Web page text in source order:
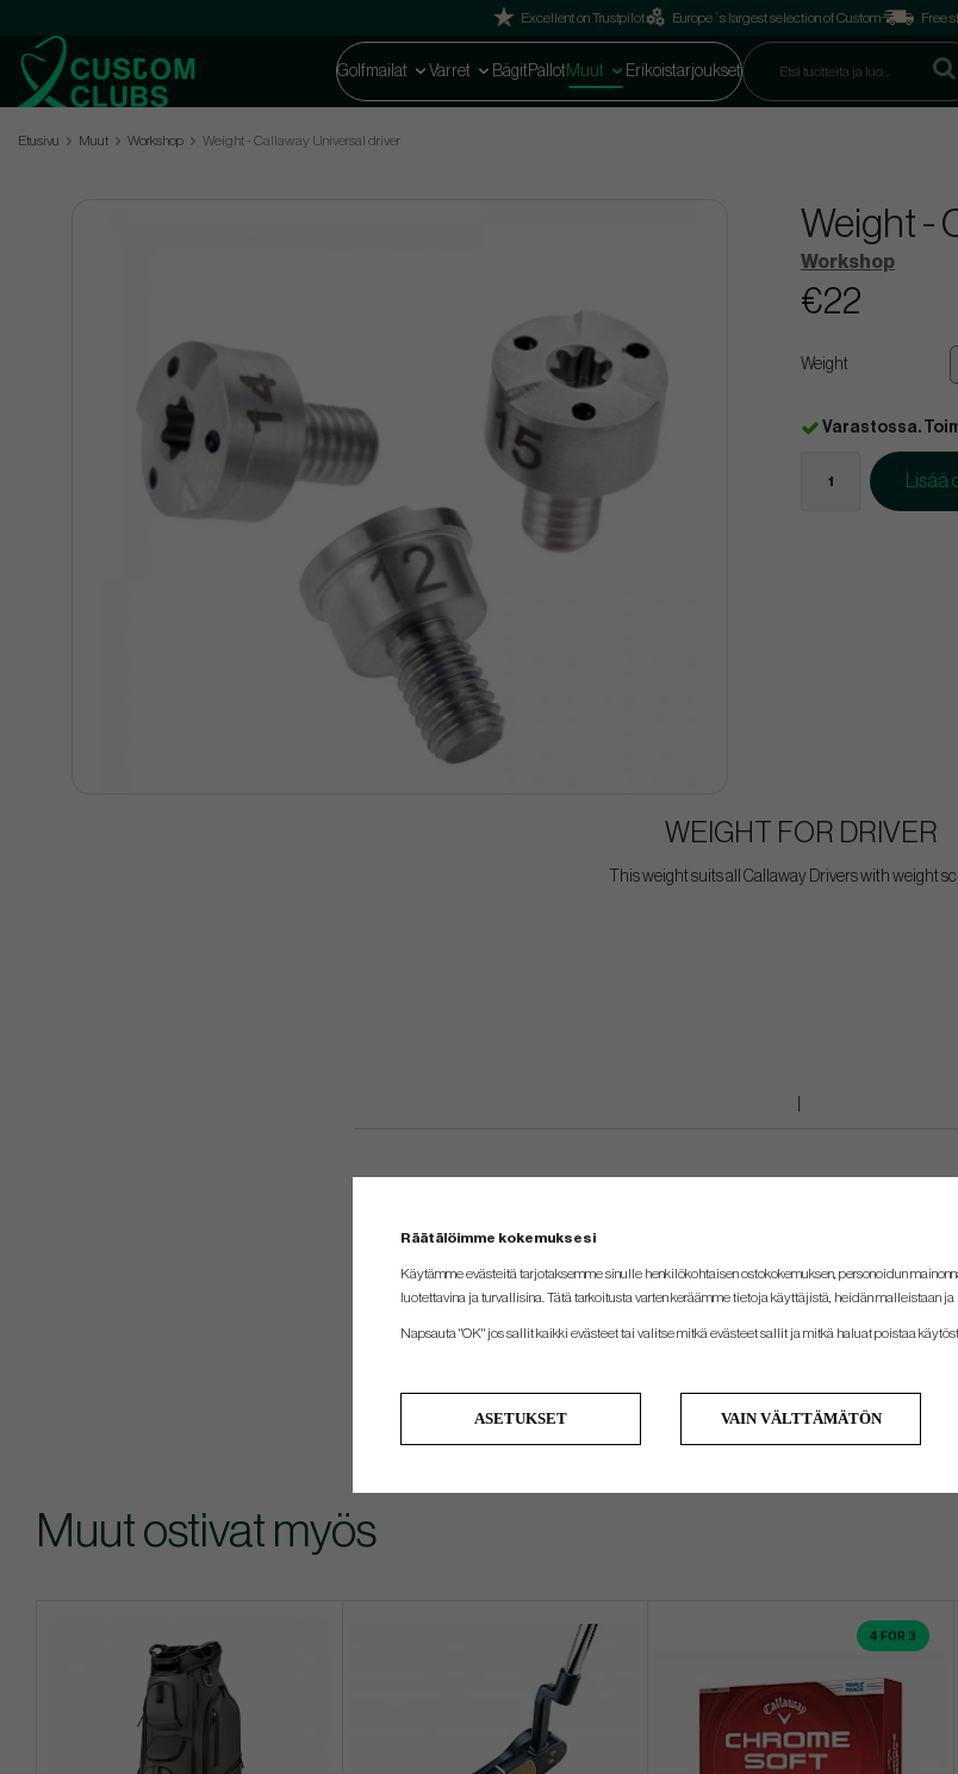
Excellent on Trustpilot Europe´s largest selection of Custom Free
Golfmailat Varret Bägit Pallot Muut Erikoistarjoukset
Etusivu Muut Workshop Weight - Callaway Universal driver
Weight -
Workshop
€22
Weight
Varastossa.
Lisää
WEIGHT FOR DRIVER
This weight suits all Callaway Drivers with weight
Muut ostivat myös
4 FOR 3
Räätälöimme kokemuksesi
Käytämme evästeitä tarjotaksemme sinulle henkilökohtaisen ostokokemuksen, personoidun
luotettavina ja turvallisina. Tätä tarkoitusta varten keräämme tietoja käyttäjistä, heidän malleistaan ​​ja
Napsauta "OK" jos sallit kaikki evästeet tai valitse mitkä evästeet sallit ja mitkä haluat poistaa
ASETUKSET VAIN VÄLTTÄMÄTÖN